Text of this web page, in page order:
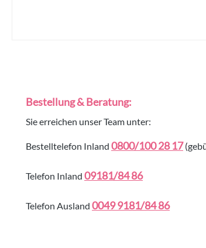
Bestellung & Beratung:
Sie erreichen unser Team unter:
Bestelltelefon Inland 0800/100 28 17
Telefon Inland 09181/84 86
Telefon Ausland 0049 9181/84 86